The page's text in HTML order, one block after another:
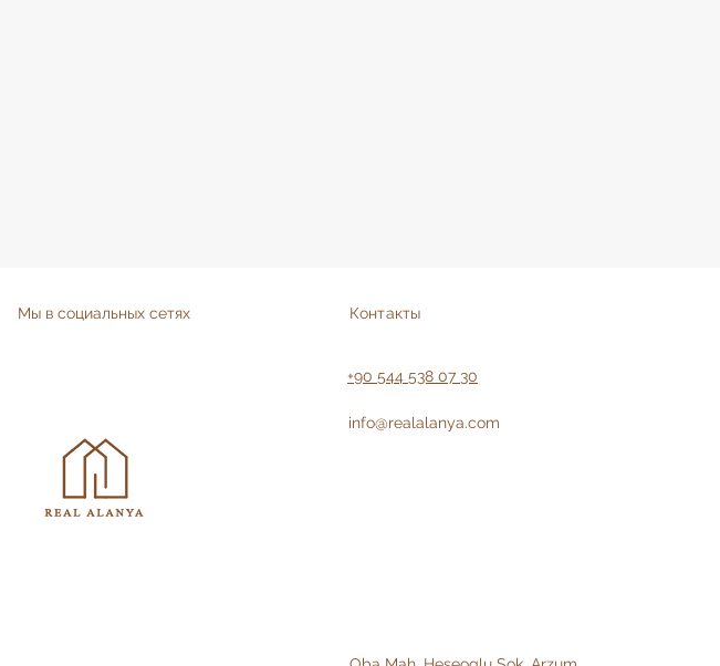
Мы в социальных сетях Контакты
+90 544 538 07 30
info@realalanya.com